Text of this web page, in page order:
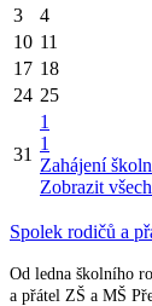
3
4
10 11
17 18
24 25
31
1
1
Zahájení
Zobrazit
Spolek rodičů a
Od ledna školního
a přátel ZŠ a MŠ